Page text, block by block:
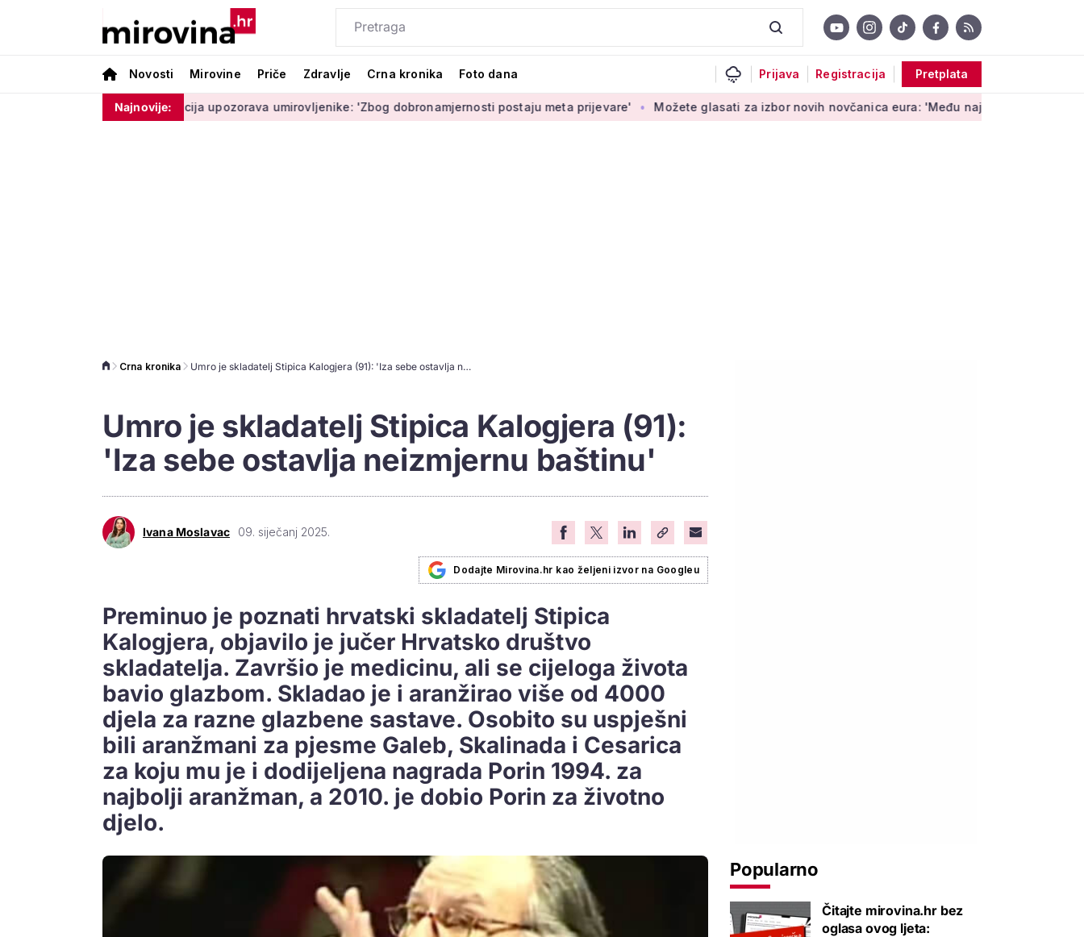
Novosti Mirovine Priče Zdravlje Crna kronika Foto dana Prijava Registracija Pretplata
Najnovije:
Policija upozorava umirovljenike: 'Zbog dobronamjernosti postaju meta prijevare' Možete glasati za izbor novih novčanica eura: 'Među najopipljivijim su izrazima Europe'
Crna kronika Umro je skladatelj Stipica Kalogjera (91): 'Iza sebe ostavlja neizmjernu baštinu'
Umro je skladatelj Stipica Kalogjera (91):
'Iza sebe ostavlja neizmjernu baštinu'
Ivana Moslavac 09. siječanj 2025.
Dodajte Mirovina.hr kao željeni izvor na Googleu
Preminuo je poznati hrvatski skladatelj Stipica
Kalogjera, objavilo je jučer Hrvatsko društvo
skladatelja. Završio je medicinu, ali se cijeloga života
bavio glazbom. Skladao je i aranžirao više od 4000
djela za razne glazbene sastave. Osobito su uspješni
bili aranžmani za pjesme Galeb, Skalinada i Cesarica
za koju mu je i dodijeljena nagrada Porin 1994. za
najbolji aranžman, a 2010. je dobio Porin za životno
djelo.
Popularno
Čitajte mirovina.hr bez
oglasa ovog ljeta: